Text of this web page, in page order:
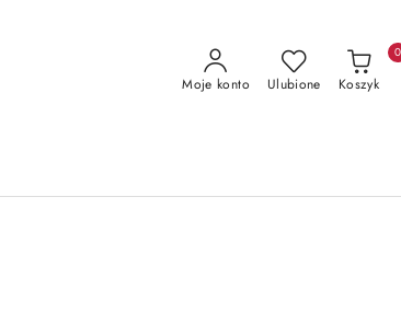
Moje konto Ulubione Koszyk
0